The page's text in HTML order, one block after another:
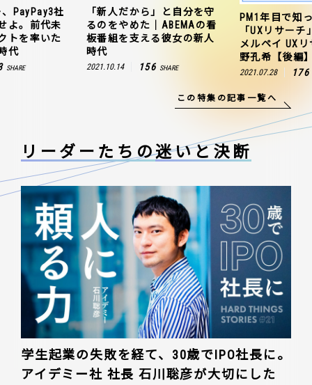
PayPay3社
よ。前代未
トを率いた
代
SHARE
「新人だから」と自分を守
るのをやめた｜ABEMAの看
板番組を支える彼女の新人
時代
2021.10.14 156 SHARE
PM1年目で知
「UXリサー
メルペイ UX
野孔希【後編
2021.07.28 176
この特集の記事一覧へ
リーダーたちの迷いと決断
学生起業の失敗を経て、30歳でIPO社長に。
アイデミー社 社長 石川聡彦が大切にした